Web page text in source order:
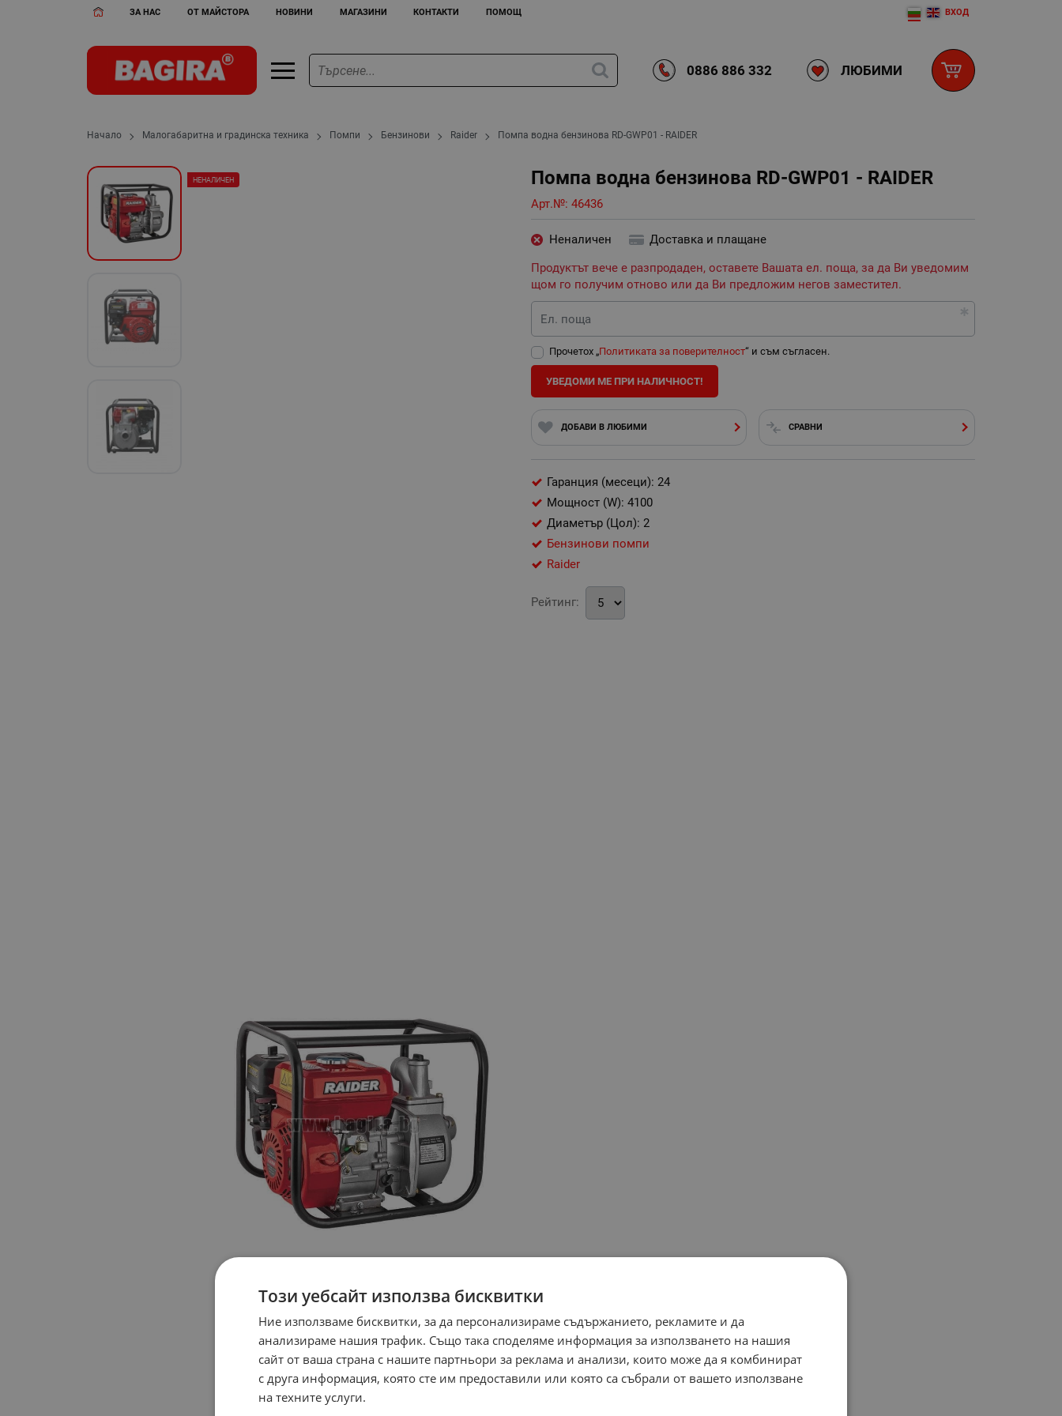
ЗА НАС ОТ МАЙСТОРА НОВИНИ МАГАЗИНИ КОНТАКТИ ПОМОЩ ВХОД
0886 886 332 ЛЮБИМИ
Начало Малогабаритна и градинска техника Помпи Бензинови Raider Помпа водна бензинова RD-GWP01 - RAIDER
Помпа водна бензинова RD-GWP01 - RAIDER
Арт.№: 46436
НЕНАЛИЧЕН
Неналичен
Доставка и плащане
Продуктът вече е разпродаден, оставете Вашата ел. поща, за да Ви уведомим
щом го получим отново или да Ви предложим негов заместител.
Ел. поща
Прочетох „Политиката за поверителност“ и съм съгласен.
УВЕДОМИ МЕ ПРИ НАЛИЧНОСТ!
ДОБАВИ В ЛЮБИМИ СРАВНИ
Гаранция (месеци): 24
Мощност (W): 4100
Диаметър (Цол): 2
Бензинови помпи
Raider
Рейтинг:
Този уебсайт използва бисквитки
Ние използваме бисквитки, за да персонализираме съдържанието, рекламите и да
анализираме нашия трафик. Също така споделяме информация за използването на нашия
сайт от ваша страна с нашите партньори за реклама и анализи, които може да я комбинират
с друга информация, която сте им предоставили или която са събрали от вашето използване
на техните услуги.